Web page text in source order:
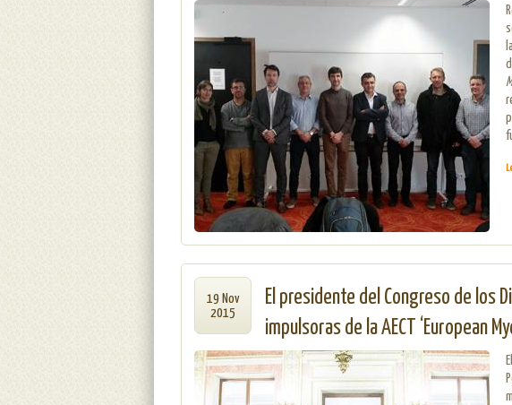
19 Nov
2015
El presidente del Congreso de los
impulsoras de la AECT ‘European